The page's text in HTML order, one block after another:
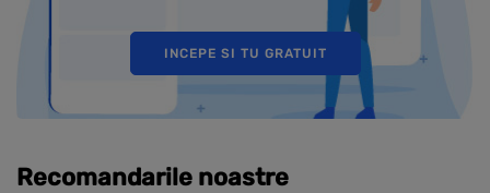
INCEPE SI TU GRATUIT
Recomandarile noastre